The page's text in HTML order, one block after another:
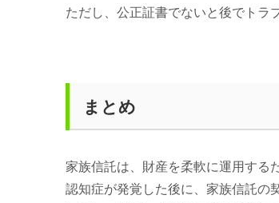
ただし、公正証書でないと後でトラ
まとめ
家族信託は、財産を柔軟に運用する
認知症が発覚した後に、家族信託の